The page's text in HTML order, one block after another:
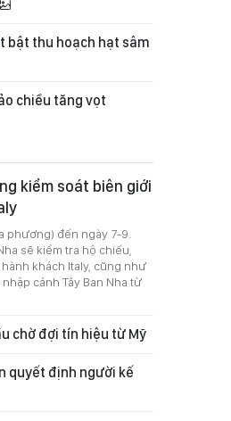
bật thu hoạch hạt sâm
chiều tăng vọt
kiểm soát biên giới
phương) đến ngày 7-9.
sẽ kiểm tra hộ chiếu,
khách Italy, cũng như
cảnh Tây Ban Nha từ
chờ đợi tín hiệu từ Mỹ
quyết định người kế